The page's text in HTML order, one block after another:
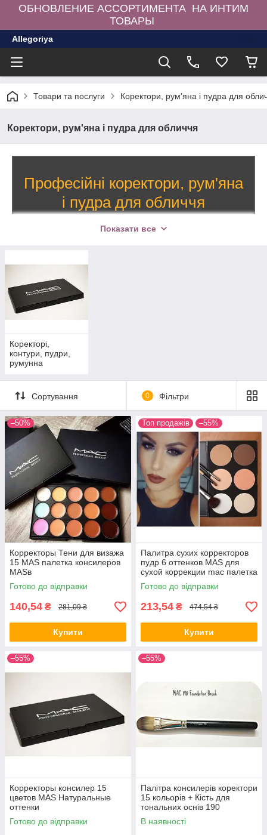
ОБНОВЛЕНИЕ АССОРТИМЕНТА НА ИНТИМ
ТОВАРЫ
Allegoriya
Товари та послуги Коректори, рум'яна і пудра для
Коректори, рум'яна і пудра для обличчя
Професійні коректори, рум'яна
і пудра для обличчя
Сяюча гладка шкіра — і ви чудові!
750 найменувань. Компактні і розсипчасті пудри для
обличчя різних відтінків. Відмінна професійна якість.
Перейти до асортименту
Консилери і пудри — компактні і
Коректори, консилери Mac Cosmetics 15 відтінків
Набір консилерів з скомпонованих теплих і холодних
відтінків, легко приховує і маскує недоліки шкірного
покриву.
і
Сухі коректори і пудри 6 відтінків MAC
Показати все
Коректорі,
контури, пудри,
румунна
Сортування 0 Фільтри
–50%
Корректоры Тени для визажа
15 MAS палетка консилеров
МАSв
Готово до відправки
140,54 ₴ 281,09 ₴
Купити
Топ продажів –55%
Палитра сухих корректоров
пудр 6 оттенков MAS для
сухой коррекции mac палетка
Готово до відправки
213,54 ₴ 474,54 ₴
Купити
–55%
Корректоры консилер 15
цветов МАS Натуральные
оттенки
Готово до відправки
–55%
Палітра консилерів коректори
15 кольорів + Кість для
тональних оснів 190
Foundation Brush
В наявності